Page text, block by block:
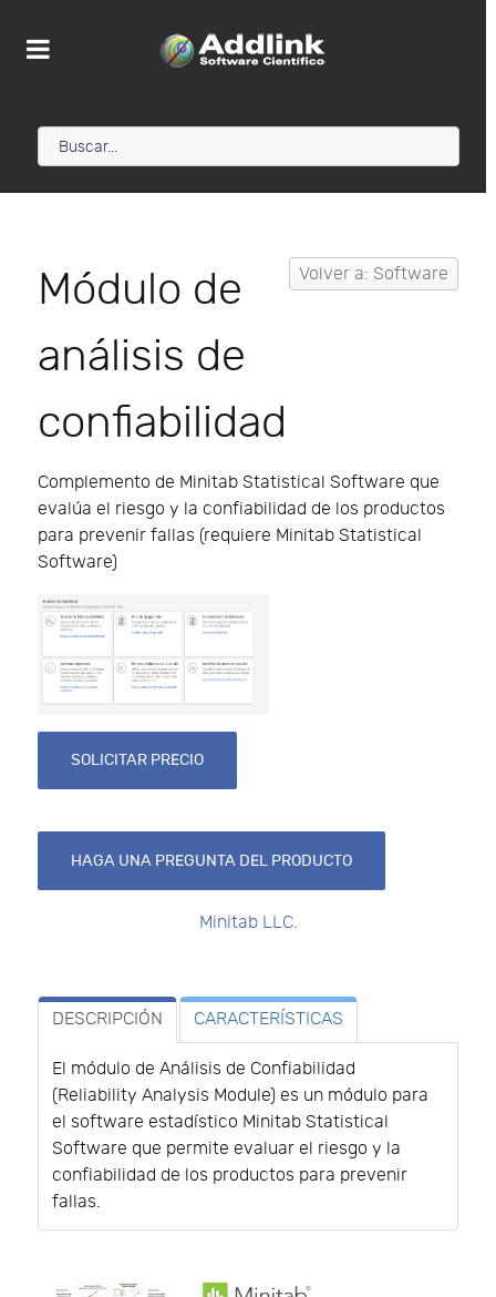
Volver a: Software
Módulo de
análisis de
confiabilidad
Complemento de Minitab Statistical Software que
evalúa el riesgo y la confiabilidad de los productos
para prevenir fallas (requiere Minitab Statistical
Software)
SOLICITAR PRECIO
HAGA UNA PREGUNTA DEL PRODUCTO
Minitab LLC.
DESCRIPCIÓN CARACTERÍSTICAS
El módulo de Análisis de Confiabilidad
(Reliability Analysis Module) es un módulo para
el software estadístico Minitab Statistical
Software que permite evaluar el riesgo y la
confiabilidad de los productos para prevenir
fallas.